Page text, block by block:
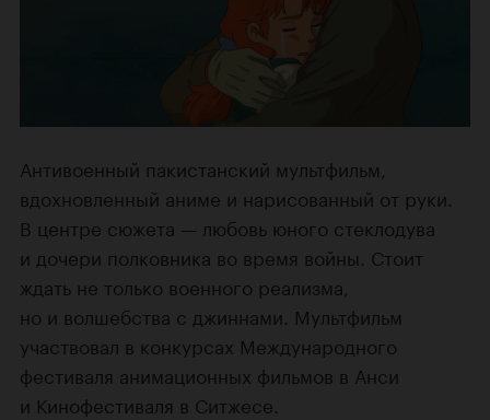
Антивоенный пакистанский мультфильм,
вдохновленный аниме и нарисованный от руки.
В центре сюжета — любовь юного стеклодува
и дочери полковника во время войны. Стоит
ждать не только военного реализма,
но и волшебства с джиннами. Мультфильм
участвовал в конкурсах Международного
фестиваля анимационных фильмов в Анси
и Кинофестиваля в Ситжесе.